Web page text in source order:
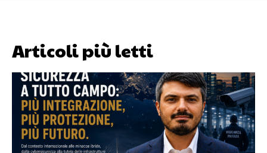
Articoli più letti